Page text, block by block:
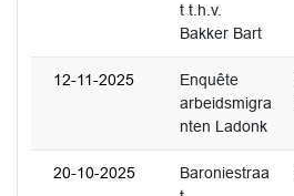
t t.h.v.
Bakker Bart
12-11-2025
Enquête
arbeidsmigra
nten Ladonk
20-10-2025
Baroniestraa